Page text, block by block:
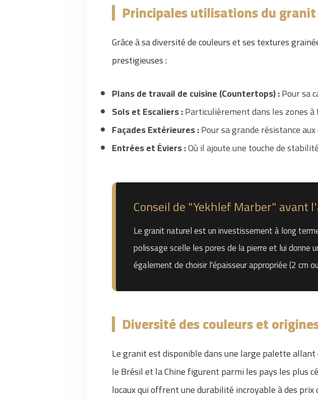
Principales utilisations du
Grâce à sa diversité de couleurs et ses textures
prestigieuses :
Plans de travail de cuisine (Countertops) :Pour sa
Sols et Escaliers :Particulièrement dans les zones
Façades Extérieures :Pour sa grande résistance
Entrées et Éviers :Où il ajoute une touche de
Conseil de "Yekhlef Marber" avant
Le granit naturel est un investissement à long
polissage scelle les pores de la pierre et lui donne
également de choisir l'épaisseur appropriée (2 cm
Diversité des couleurs et
Le granit est disponible dans une large palette
le Brésil et la Chine figurent parmi les pays les plus
locaux qui offrent une durabilité incroyable à des